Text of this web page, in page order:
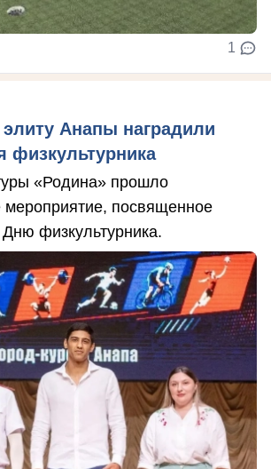
1
Анапы наградили
физкультурника
«Родина» прошло
мероприятие, посвященное
физкультурника.